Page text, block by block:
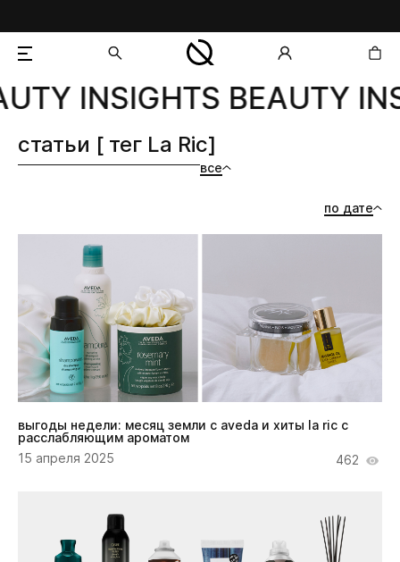
добавлен в корзину
INSIGHTS BEAUTY
все
статьи [ тег La Ric]
по дате
выгоды недели: месяц земли с aveda и хиты la ric с
расслабляющим ароматом
15 апреля 2025
462